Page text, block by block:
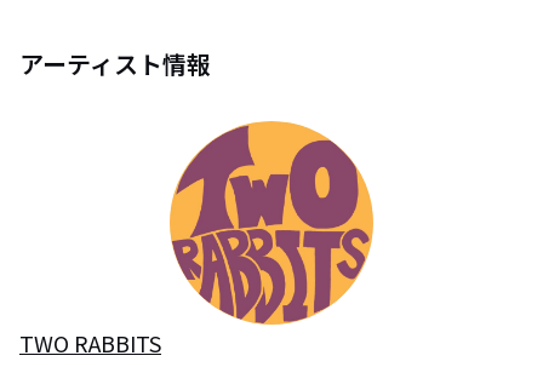
アーティスト情報
TWO RABBITS